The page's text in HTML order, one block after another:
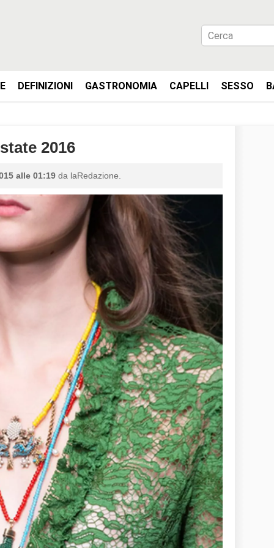
DEFINIZIONI GASTRONOMIA CAPELLI SESSO
2016
alle 01:19 da laRedazione.